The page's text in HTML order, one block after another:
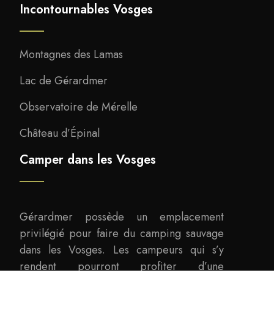
Incontournables Vosges
Montagnes des Lamas
Lac de Gérardmer
Observatoire de Mérelle
Château d’Épinal
Camper dans les Vosges
Gérardmer possède un emplacement
privilégié pour faire du camping sauvage
dans les Vosges. Les campeurs qui s’y
rendent pourront profiter d’une